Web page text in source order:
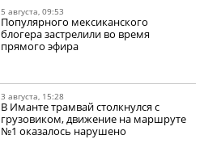
5 августа, 09:53
Популярного мексиканского
блогера застрелили во время
прямого эфира
3 августа, 15:28
В Иманте трамвай столкнулся с
грузовиком, движение на маршруте
№1 оказалось нарушено